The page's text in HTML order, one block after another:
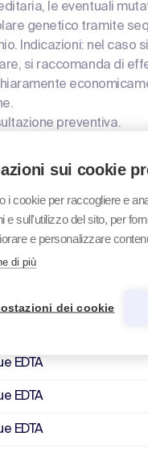
le eventuali
genetico tramite
Indicazioni: nel caso
si raccomanda di
preventiva.
EDTA
EDTA
EDTA
EDTA
sui cookie
i cookie per raccogliere e
e sull'utilizzo del sito, per
e personalizzare
di più
dei cookie